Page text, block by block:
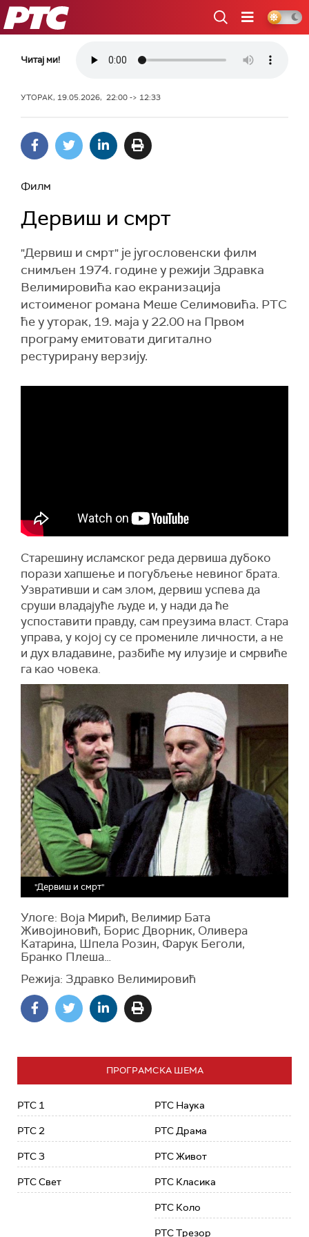
РТС
Читај ми!
УТОРАК, 19.05.2026, 22:00 -> 12:33
Филм
Дервиш и смрт
"Дервиш и смрт" је југословенски филм
снимљен 1974. године у режији Здравка
Велимировића као екранизација
истоименог романа Меше Селимовића. РТС
ће у уторак, 19. маја у 22.00 на Првом
програму емитовати дигитално
рестурирану верзију.
Старешину исламског реда дервиша дубоко
порази хапшење и погубљење невиног брата.
Узвративши и сам злом, дервиш успева да
сруши владајуће људе и, у нади да ће
успоставити правду, сам преузима власт. Стара
управа, у којој су се промениле личности, а не
и дух владавине, разбиће му илузије и смрвиће
га као човека.
"Дервиш и смрт"
Улоге: Воја Мирић, Велимир Бата
Живојиновић, Борис Дворник, Оливера
Катарина, Шпела Розин, Фарук Беголи,
Бранко Плеша…
Режија: Здравко Велимировић
ПРОГРАМСКА ШЕМА
РТС 1
РТС 2
РТС 3
РТС Свет
РТС Наука
РТС Драма
РТС Живот
РТС Класика
РТС Коло
РТС Трезор